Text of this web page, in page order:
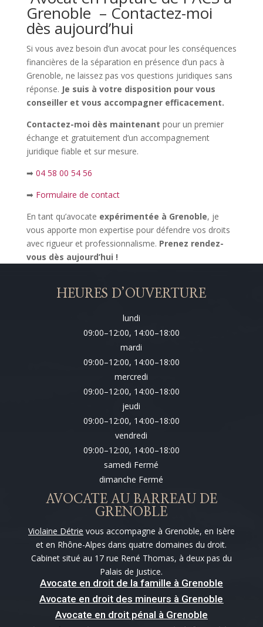
Grenoble – Contactez-moi
dès aujourd’hui
Si vous avez besoin d’un avocat pour les conséquences
financières de la séparation en présence d’un pacs à
Grenoble, ne laissez pas vos questions juridiques sans
réponse. Je suis à votre disposition pour vous
conseiller et vous accompagner efficacement.
Contactez-moi dès maintenant pour un premier
échange et gratuitement d’un accompagnement
juridique fiable et sur mesure.
➡ 04 58 00 54 56
➡ Formulaire de contact
En tant qu’avocate expérimentée à Grenoble, je
vous apporte mon expertise pour défendre vos droits
avec rigueur et professionnalisme. Prenez rendez-
vous dès aujourd’hui !
HEURES D’OUVERTURE
lundi
09:00–12:00, 14:00–18:00
mardi
09:00–12:00, 14:00–18:00
mercredi
09:00–12:00, 14:00–18:00
jeudi
09:00–12:00, 14:00–18:00
vendredi
09:00–12:00, 14:00–18:00
samedi Fermé
dimanche Fermé
AVOCATE AU BARREAU DE
GRENOBLE
Violaine Détrie vous accompagne à Grenoble, en Isère
et en Rhône-Alpes dans quatre domaines du droit.
Cabinet situé au 17 rue René Thomas, à deux pas du
Palais de Justice.
Avocate en droit de la famille à Grenoble
Avocate en droit des mineurs à Grenoble
Avocate en droit pénal à Grenoble